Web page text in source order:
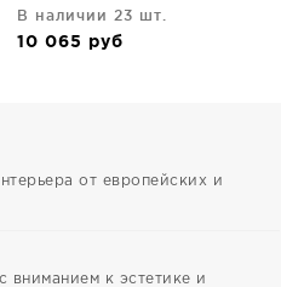
В наличии 23 шт.
10 065 руб
от европейских и
вниманием к эстетике и